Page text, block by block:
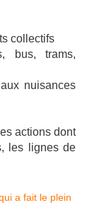
collectifs
bus, trams,
nuisances
actions dont
les lignes de